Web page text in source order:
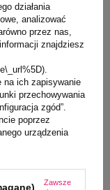
działania
analizować
przez nas,
znajdziesz
na ich zapisywanie
przechowywania
zgód”.
poprzez
urządzenia
Zawsze